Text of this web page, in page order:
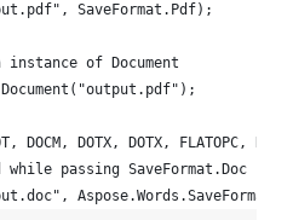
SaveFormat.Pdf);
of Document
DOCM, DOTX, DOTX, FLATOPC,
passing SaveFormat.Doc